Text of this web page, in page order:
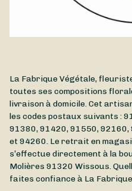
La Fabrique Végétale,
toutes ses compositions
livraison à domicile. Cet
les codes postaux suivants :
91380, 91420, 91550,
et 94260. Le retrait en
s’effectue directement à la
Molières 91320 Wissous.
faites confiance à La